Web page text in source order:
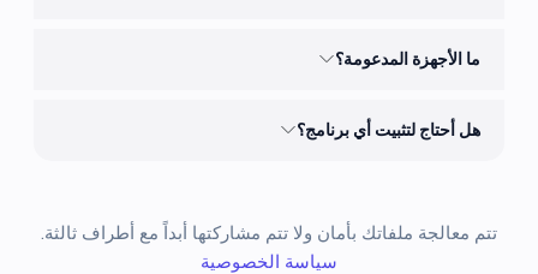
ما الأجهزة المدعومة؟
هل أحتاج لتثبيت أي برنامج؟
تتم معالجة ملفاتك بأمان ولا تتم مشاركتها أبداً مع أطراف ثالثة.
سياسة الخصوصية